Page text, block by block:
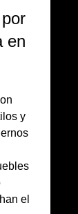
en
y
el